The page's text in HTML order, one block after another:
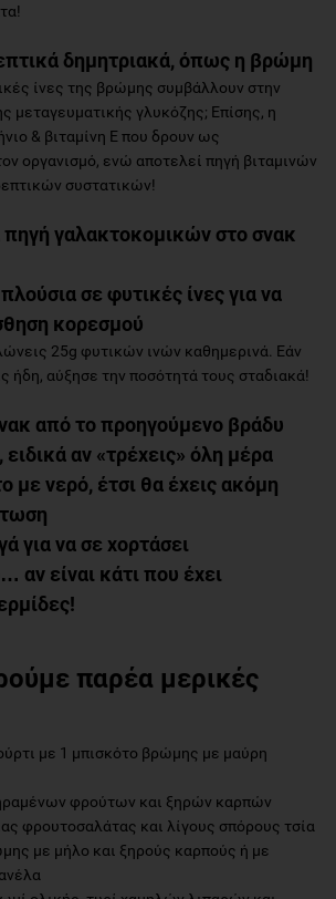
δημητριακά, όπως η βρώμη
ίνες της βρώμης συμβάλλουν στην
μεταγευματικής γλυκόζης; Επίσης, η
& βιταμίνη Ε που δρουν ως
οργανισμό, ενώ αποτελεί πηγή βιταμινών
συστατικών!
γαλακτοκομικών στο σνακ
σε φυτικές ίνες για να
κορεσμού
25g φυτικών ινών καθημερινά. Εάν
ήδη, αύξησε την ποσότητά τους σταδιακά!
από το προηγούμενο βράδυ
αν «τρέχεις» όλη μέρα
με νερό, έτσι θα έχεις ακόμη
για να σε χορτάσει
αν είναι κάτι που έχει
παρέα μερικές
με 1 μπισκότο βρώμης με μαύρη
φρούτων και ξηρών καρπών
φρουτοσαλάτας και λίγους σπόρους τσία
με μήλο και ξηρούς καρπούς ή με